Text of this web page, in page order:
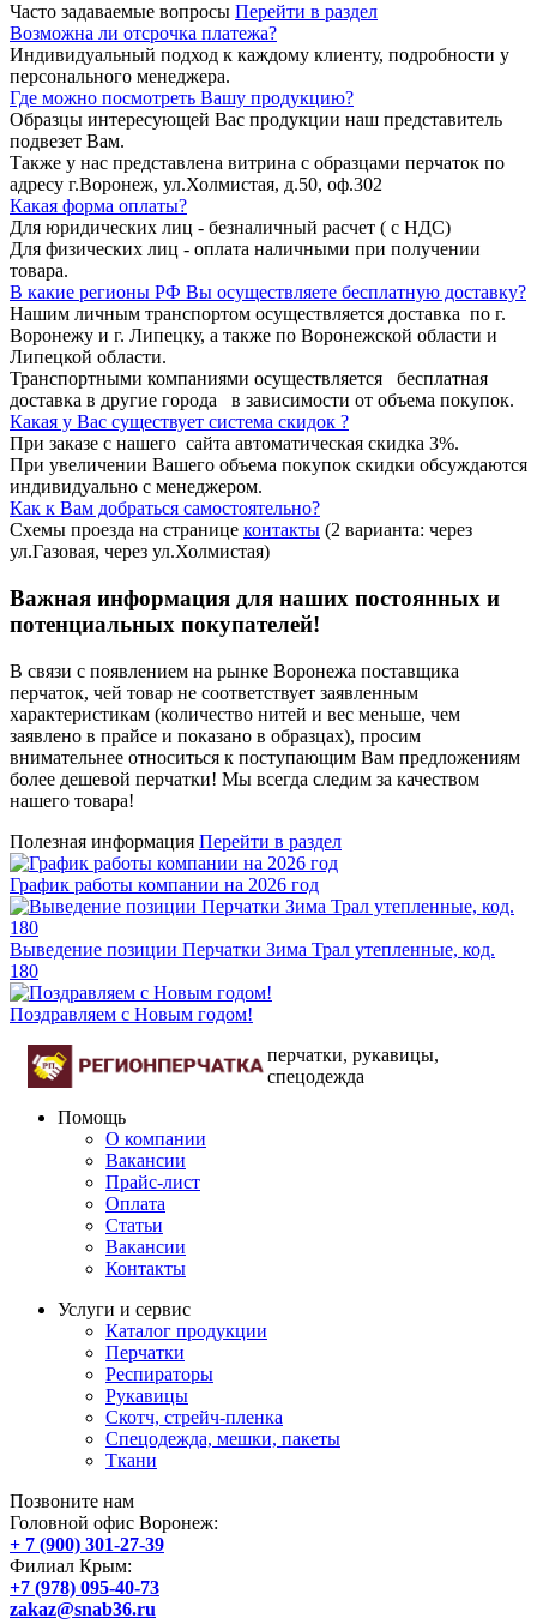
Часто задаваемые вопросы Перейти в раздел
Возможна ли отсрочка платежа?
Индивидуальный подход к каждому клиенту, подробности у
персонального менеджера.
Где можно посмотреть Вашу продукцию?
Образцы интересующей Вас продукции наш представитель
подвезет Вам.
Также у нас представлена витрина с образцами перчаток по
адресу г.Воронеж, ул.Холмистая, д.50, оф.302
Какая форма оплаты?
Для юридических лиц - безналичный расчет ( с НДС)
Для физических лиц - оплата наличными при получении
товара.
В какие регионы РФ Вы осуществляете бесплатную доставку?
Нашим личным транспортом осуществляется доставка по г.
Воронежу и г. Липецку, а также по Воронежской области и
Липецкой области.
Транспортными компаниями осуществляется бесплатная
доставка в другие города в зависимости от объема покупок.
Какая у Вас существует система скидок ?
При заказе с нашего сайта автоматическая скидка 3%.
При увеличении Вашего объема покупок скидки обсуждаются
индивидуально с менеджером.
Как к Вам добраться самостоятельно?
Схемы проезда на странице контакты (2 варианта: через
ул.Газовая, через ул.Холмистая)
Важная информация для наших постоянных и
потенциальных покупателей!
В связи с появлением на рынке Воронежа поставщика
перчаток, чей товар не соответствует заявленным
характеристикам (количество нитей и вес меньше, чем
заявлено в прайсе и показано в образцах), просим
внимательнее относиться к поступающим Вам предложениям
более дешевой перчатки! Мы всегда следим за качеством
нашего товара!
Полезная информация Перейти в раздел
График работы компании на 2026 год
Выведение позиции Перчатки Зима Трал утепленные, код.
180
Поздравляем с Новым годом!
перчатки, рукавицы,
спецодежда
Помощь
О компании
Вакансии
Прайс-лист
Оплата
Статьи
Вакансии
Контакты
Услуги и сервис
Каталог продукции
Перчатки
Респираторы
Рукавицы
Скотч, стрейч-пленка
Спецодежда, мешки, пакеты
Ткани
Позвоните нам
Головной офис Воронеж:
+ 7 (900) 301-27-39
Филиал Крым:
+7 (978) 095-40-73
zakaz@snab36.ru